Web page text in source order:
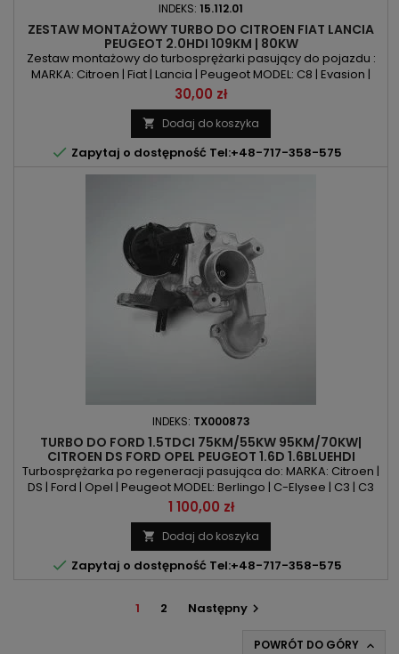
INDEKS: 15.112.01
ZESTAW MONTAŻOWY TURBO DO CITROEN FIAT LANCIA
PEUGEOT 2.0HDI 109KM | 80KW
Zestaw montażowy do turbosprężarki pasujący do pojazdu :
MARKA: Citroen | Fiat | Lancia | Peugeot MODEL: C8 | Evasion |
Jumpy | Scudo | Ulysse | Phedra | Zeta | 806 | 807 | Expert KOD
SILNIKA: RHZ | RHW | DW10ATED | DW10BTED | DW10ATED4
POJEMNOŚĆ: 1997ccm 2.0 HDI | 2.0 JTD MOC: 109KM / 80kW
Cena
30,00 zł
 Dodaj do koszyka
 Zapytaj o dostępność Tel:+48-717-358-575
INDEKS: TX000873
TURBO DO FORD 1.5TDCI 75KM/55KW 95KM/70KW|
CITROEN DS FORD OPEL PEUGEOT 1.6D 1.6BLUEHDI
75KM/55KW | 99KM/73KW | 100KM/73KW
Turbosprężarka po regeneracji pasująca do: MARKA: Citroen |
DS | Ford | Opel | Peugeot MODEL: Berlingo | C-Elysee | C3 | C3
Aircross | C3 Picasso | C4 | C4 Cactus | C4 Picasso | C4 Grand
Picasso | C4 Spacetourer | C4 Grand Spacetourer | Jumpy |
Spacetourer | DS3 | DS4 | B-Max | Fiesta | KA+ | Combo |
Crossland | Crossland X | 208 | 2008 | 301 | 308 |...
Cena
1 100,00 zł
 Dodaj do koszyka
 Zapytaj o dostępność Tel:+48-717-358-575
1 2 Następny 
POWRÓT DO GÓRY 